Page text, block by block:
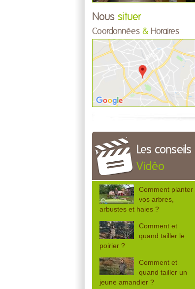
Nous situer
Coordonnées & Horaires
Les conseils
Vidéo
Comment planter
vos arbres,
arbustes et haies ?
Comment et
quand tailler le
poirier ?
Comment et
quand tailler un
jeune amandier ?